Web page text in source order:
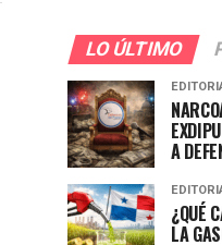
LO ÚLTIMO
A
¿QUÉ
LA